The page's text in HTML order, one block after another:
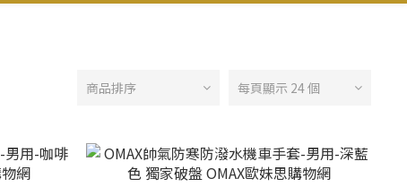
商品排序 每頁顯示 24 個